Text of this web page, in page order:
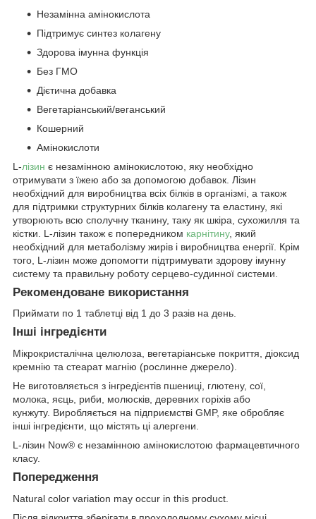
Незамінна амінокислота
Підтримує синтез колагену
Здорова імунна функція
Без ГМО
Дієтична добавка
Вегетаріанський/веганський
Кошерний
Амінокислоти
L-лізин є незамінною амінокислотою, яку необхідно
отримувати з їжею або за допомогою добавок. Лізин
необхідний для виробництва всіх білків в організмі, а також
для підтримки структурних білків колагену та еластину, які
утворюють всю сполучну тканину, таку як шкіра, сухожилля та
кістки. L-лізин також є попередником карнітину, який
необхідний для метаболізму жирів і виробництва енергії. Крім
того, L-лізин може допомогти підтримувати здорову імунну
систему та правильну роботу серцево-судинної системи.
Рекомендоване використання
Приймати по 1 таблетці від 1 до 3 разів на день.
Інші інгредієнти
Мікрокристалічна целюлоза, вегетаріанське покриття, діоксид
кремнію та стеарат магнію (рослинне джерело).
Не виготовляється з інгредієнтів пшениці, глютену, сої,
молока, яєць, риби, молюсків, деревних горіхів або
кунжуту. Виробляється на підприємстві GMP, яке обробляє
інші інгредієнти, що містять ці алергени.
L-лізин Now® є незамінною амінокислотою фармацевтичного
класу.
Попередження
Natural color variation may occur in this product.